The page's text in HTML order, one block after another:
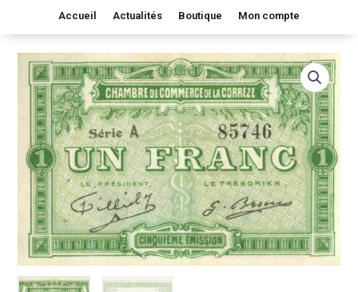
Accueil Actualités Boutique Mon compte